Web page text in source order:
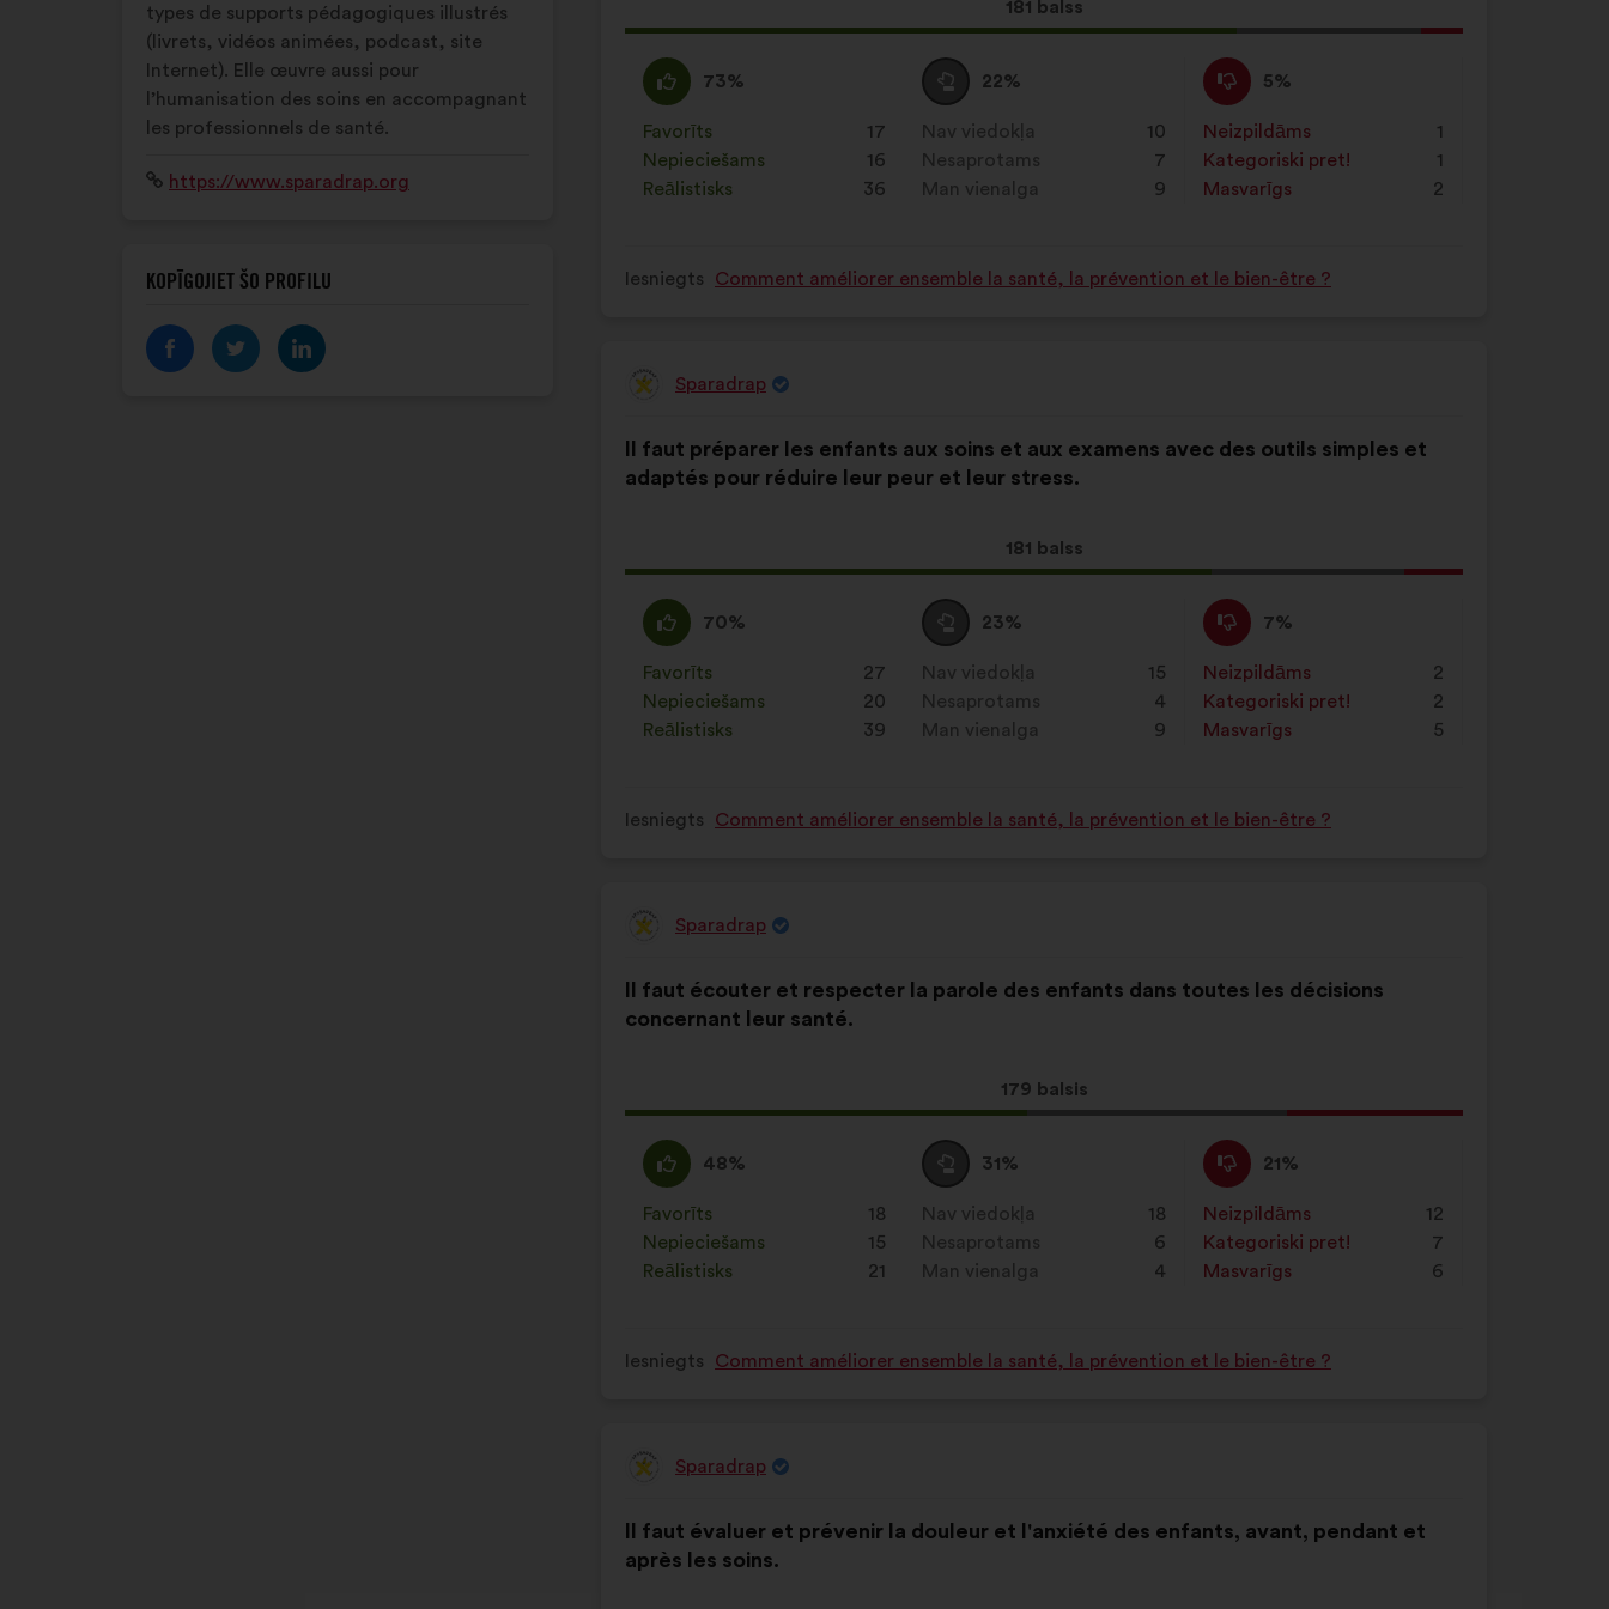
"Meklēt".
types de supports pédagogiques illustrés
(livrets, vidéos animées, podcast, site
Internet). Elle œuvre aussi pour
l’humanisation des soins en accompagnant
les professionnels de santé.
Interneta
https://www.sparadrap.org
KOPĪGOJIET ŠO PROFILU
Šis
priekšlikums
181 balss
Piekrītu
:
73%
Šis
priekšlikums
tika
kvalificēts
kā:
Favorīts
: 17
reize(-
s)
Nepieciešams
: 16
reize(-
s)
Reālistisks
: 36
reize(-
Neitrāls
balsojums
:
22%
Šis
priekšlikums
tika
kvalificēts
kā:
Nav viedokļa
: 10
reize(-
s)
Nesaprotams
: 7
reize(-
s)
Man vienalga
: 9
reize(-
Nepiekrītu
:
5%
Šis
priekšlikums
tika
kvalificēts
kā:
Neizpildāms
: 1
reize(-
s)
Kategoriski pret!
: 1
reize(-
s)
Masvarīgs
: 2
reize(-
Iesniegts Comment améliorer ensemble la santé, la prévention et le bien-être ?
Priekšlikumu
Sparadrap
saturs:
Il faut préparer les enfants aux soins et aux examens avec des outils simples et
adaptés pour réduire leur peur et leur stress.
Šis
priekšlikums
181 balss
ir
šāds:
Piekrītu
:
70%
Šis
priekšlikums
tika
kvalificēts
kā:
Favorīts
: 27
reize(-
s)
Nepieciešams
: 20
reize(-
s)
Reālistisks
: 39
reize(-
Neitrāls
balsojums
:
23%
Šis
priekšlikums
tika
kvalificēts
kā:
Nav viedokļa
: 15
reize(-
s)
Nesaprotams
: 4
reize(-
s)
Man vienalga
: 9
reize(-
Nepiekrītu
:
7%
Šis
priekšlikums
tika
kvalificēts
kā:
Neizpildāms
: 2
reize(-
s)
Kategoriski pret!
: 2
reize(-
s)
Masvarīgs
: 5
reize(-
Iesniegts Comment améliorer ensemble la santé, la prévention et le bien-être ?
Priekšlikumu
Sparadrap
saturs:
Il faut écouter et respecter la parole des enfants dans toutes les décisions
concernant leur santé.
Šis
priekšlikums
179 balsis
ir
šāds:
Piekrītu
:
48%
Šis
priekšlikums
tika
kvalificēts
kā:
Favorīts
: 18
reize(-
s)
Nepieciešams
: 15
reize(-
s)
Reālistisks
: 21
reize(-
Neitrāls
balsojums
:
31%
Šis
priekšlikums
tika
kvalificēts
kā:
Nav viedokļa
: 18
reize(-
s)
Nesaprotams
: 6
reize(-
s)
Man vienalga
: 4
reize(-
Nepiekrītu
:
21%
Šis
priekšlikums
tika
kvalificēts
kā:
Neizpildāms
: 12
reize(-
s)
Kategoriski pret!
: 7
reize(-
s)
Masvarīgs
: 6
reize(-
Iesniegts Comment améliorer ensemble la santé, la prévention et le bien-être ?
Priekšlikumu
Sparadrap
saturs:
Il faut évaluer et prévenir la douleur et l'anxiété des enfants, avant, pendant et
après les soins.
ir
šāds: